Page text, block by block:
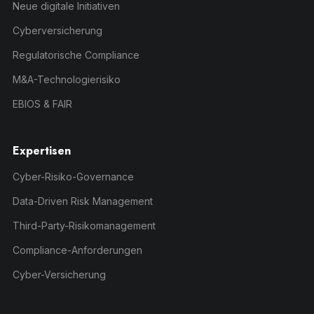
Neue digitale Initiativen
Cyberversicherung
Regulatorische Compliance
M&A-Technologierisiko
EBIOS & FAIR
Expertisen
Cyber-Risiko-Governance
Data-Driven Risk Management
Third-Party-Risikomanagement
Compliance-Anforderungen
Cyber-Versicherung